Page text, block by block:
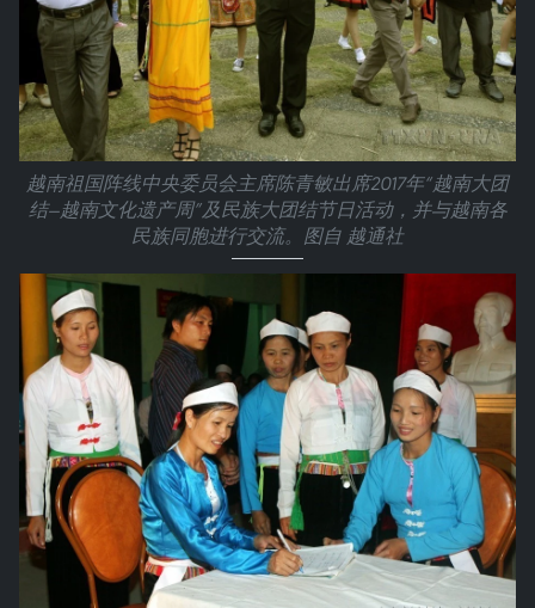
越南祖国阵线中央委员会主席陈青敏出席2017年“越南大团
结—越南文化遗产周”及民族大团结节日活动，并与越南各
民族同胞进行交流。图自 越通社